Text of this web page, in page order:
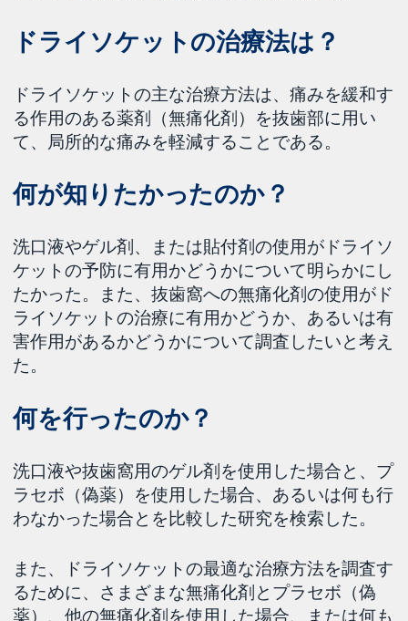
ドライソケットの治療法は？
ドライソケットの主な治療方法は、痛みを緩和す
る作用のある薬剤（無痛化剤）を抜歯部に用い
て、局所的な痛みを軽減することである。
何が知りたかったのか？
洗口液やゲル剤、または貼付剤の使用がドライソ
ケットの予防に有用かどうかについて明らかにし
たかった。また、抜歯窩への無痛化剤の使用がド
ライソケットの治療に有用かどうか、あるいは有
害作用があるかどうかについて調査したいと考え
た。
何を行ったのか？
洗口液や抜歯窩用のゲル剤を使用した場合と、プ
ラセボ（偽薬）を使用した場合、あるいは何も行
わなかった場合とを比較した研究を検索した。
また、ドライソケットの最適な治療方法を調査す
るために、さまざまな無痛化剤とプラセボ（偽
薬）、他の無痛化剤を使用した場合、または何も